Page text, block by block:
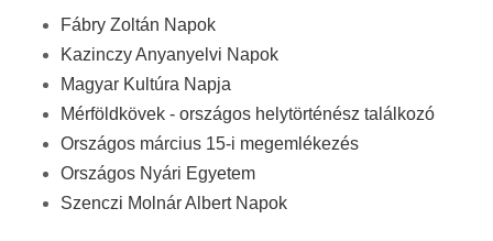
Fábry Zoltán Napok
Kazinczy Anyanyelvi Napok
Magyar Kultúra Napja
Mérföldkövek - országos helytörténész találkozó
Országos március 15-i megemlékezés
Országos Nyári Egyetem
Szenczi Molnár Albert Napok